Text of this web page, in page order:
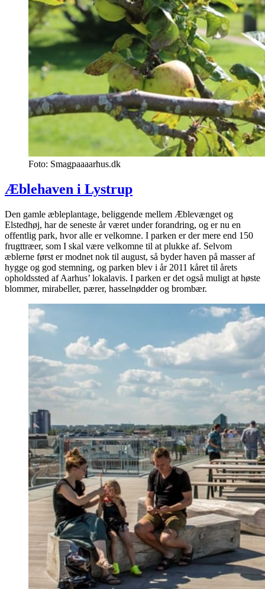
Foto: Smagpaaaarhus.dk
Æblehaven i Lystrup
Den gamle æbleplantage, beliggende mellem Æblevænget og
Elstedhøj, har de seneste år været under forandring, og er nu en
offentlig park, hvor alle er velkomne. I parken er der mere end 150
frugttræer, som I skal være velkomne til at plukke af. Selvom
æblerne først er modnet nok til august, så byder haven på masser af
hygge og god stemning, og parken blev i år 2011 kåret til årets
opholdssted af Aarhus’ lokalavis. I parken er det også muligt at høste
blommer, mirabeller, pærer, hasselnødder og brombær.